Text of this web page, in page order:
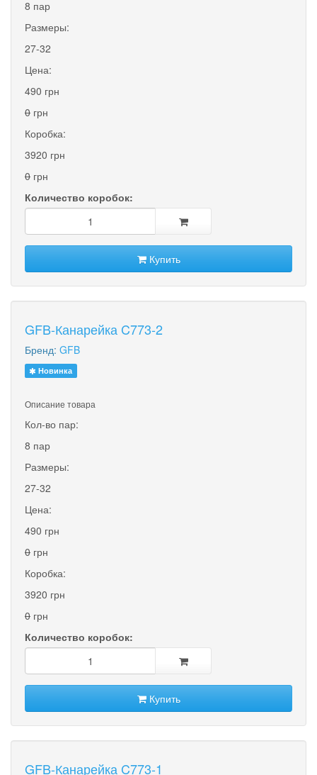
8 пар
Размеры:
27-32
Цена:
490 грн
0 грн
Коробка:
3920 грн
0 грн
Количество коробок:
Купить
GFB-Канарейка C773-2
Бренд: GFB
Новинка
Описание товара
Кол-во пар:
8 пар
Размеры:
27-32
Цена:
490 грн
0 грн
Коробка:
3920 грн
0 грн
Количество коробок:
Купить
GFB-Канарейка C773-1